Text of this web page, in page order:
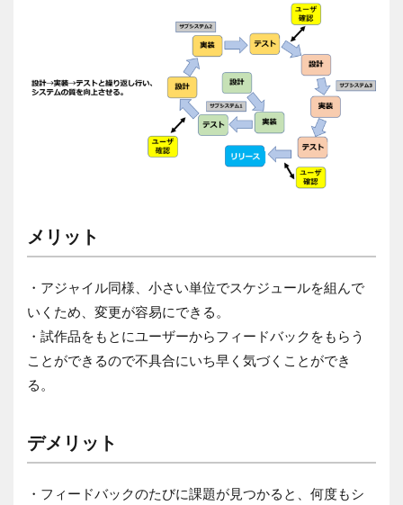
メリット
・アジャイル同様、小さい単位でスケジュールを組んで
いくため、変更が容易にできる。
・試作品をもとにユーザーからフィードバックをもらう
ことができるので不具合にいち早く気づくことができ
る。
デメリット
・フィードバックのたびに課題が見つかると、何度もシ